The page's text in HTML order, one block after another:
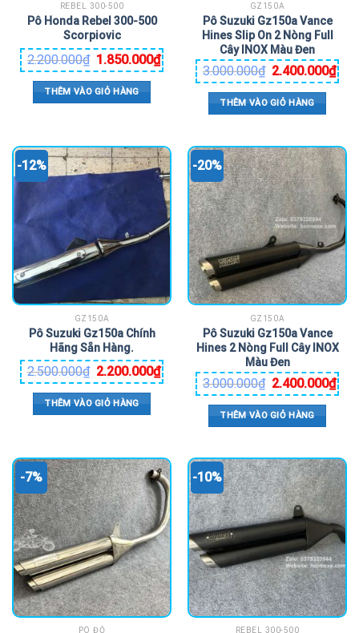
REBEL 300-500
Pô Honda Rebel 300-500
Scorpiovic
2.200.000₫ 1.850.000₫
THÊM VÀO GIỎ HÀNG
GZ150A
Pô Suzuki Gz150a Vance
Hines Slip On 2 Nòng Full
Cây INOX Màu Đen
3.000.000₫ 2.400.000₫
THÊM VÀO GIỎ HÀNG
-12%
GZ150A
Pô Suzuki Gz150a Chính
Hãng Sẵn Hàng.
2.500.000₫ 2.200.000₫
THÊM VÀO GIỎ HÀNG
-20%
GZ150A
Pô Suzuki Gz150a Vance
Hines 2 Nòng Full Cây INOX
Màu Đen
3.000.000₫ 2.400.000₫
THÊM VÀO GIỎ HÀNG
-7%
PÔ ĐỘ
-10%
REBEL 300-500